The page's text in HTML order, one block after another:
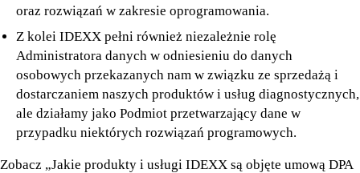
oraz rozwiązań w zakresie oprogramowania.
Z kolei IDEXX pełni również niezależnie rolę
Administratora danych w odniesieniu do danych
osobowych przekazanych nam w związku ze sprzedażą i
dostarczaniem naszych produktów i usług diagnostycznych,
ale działamy jako Podmiot przetwarzający dane w
przypadku niektórych rozwiązań programowych.
Zobacz „Jakie produkty i usługi IDEXX są objęte umową DPA